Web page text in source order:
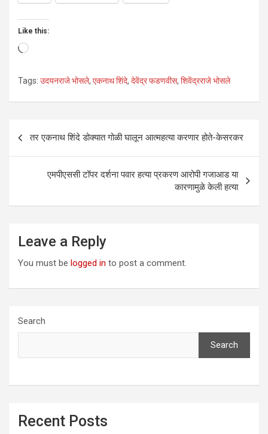
Like this:
Loading…
Tags: उदयनराजे भोसले, एकनाथ शिंदे, देवेंद्र फडणवीस, शिवेंद्रराजे भोसले
navigation
तर एकनाथ शिंदे डोक्यात गोळी घालून आत्महत्या करणार होते-केसरकर
एमपीएससी टॉपर दर्शना पवार हत्या प्रकरण आरोपी गजाआड या
कारणामुळे केली हत्या
Leave a Reply
You must be logged in to post a comment.
Search
Search
Recent Posts